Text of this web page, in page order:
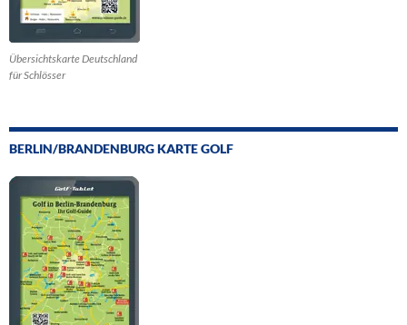
Übersichtskarte Deutschland
für Schlösser
BERLIN/BRANDENBURG KARTE GOLF